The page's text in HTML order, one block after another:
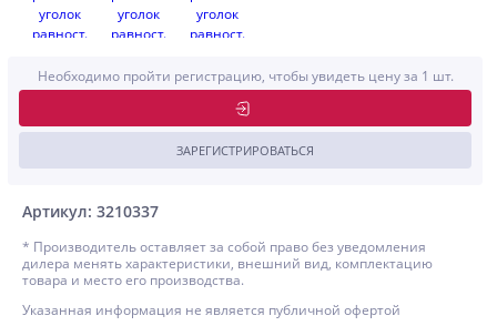
Артикул: 3210337
Необходимо пройти регистрацию, чтобы увидеть цену за 1 шт.
ЗАРЕГИСТРИРОВАТЬСЯ
* Производитель оставляет за собой право без уведомления
дилера менять характеристики, внешний вид, комплектацию
товара и место его производства.
Указанная информация не является публичной офертой